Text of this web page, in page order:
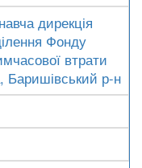
дирекція
Фонду
втрати
Баришівський р-н